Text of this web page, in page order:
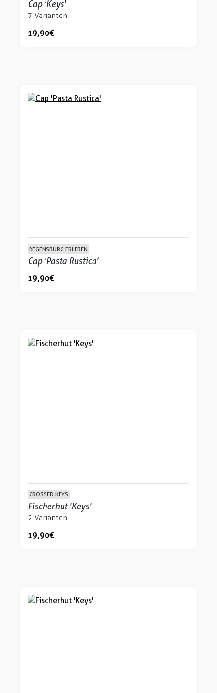
Cap 'Keys'
7 Varianten
19,90 €
REGENSBURG ERLEBEN
Cap 'Pasta Rustica'
19,90 €
CROSSED KEYS
Fischerhut 'Keys'
2 Varianten
19,90 €